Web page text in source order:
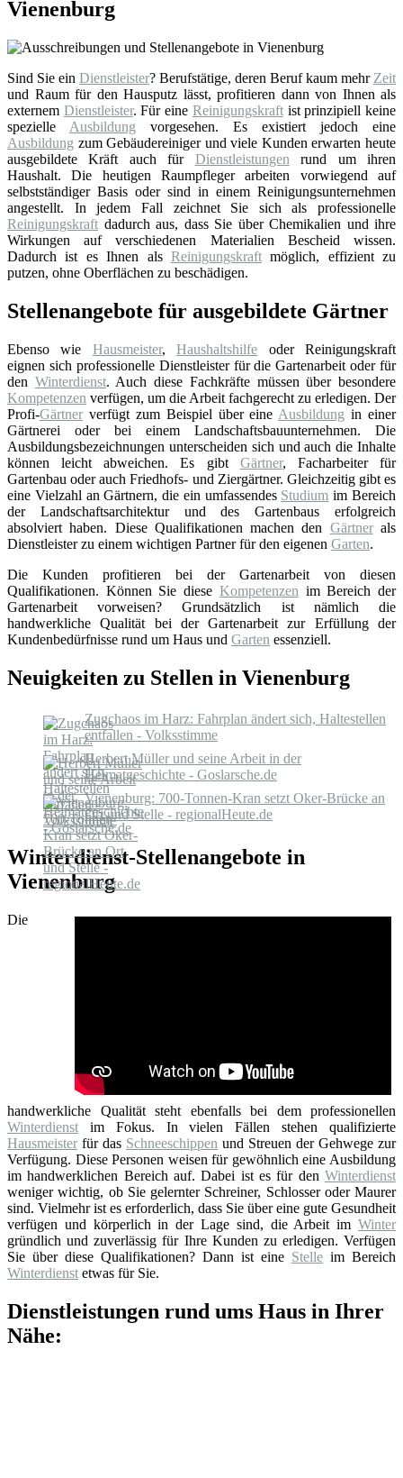
Vienenburg
Sind Sie ein Dienstleister? Berufstätige, deren Beruf kaum mehr Zeit
und Raum für den Hausputz lässt, profitieren dann von Ihnen als
externem Dienstleister. Für eine Reinigungskraftist prinzipiell keine
spezielle Ausbildung vorgesehen. Es existiert jedoch eine
Ausbildung zum Gebäudereiniger und viele Kunden erwarten heute
ausgebildete Kräft auch für Dienstleistungen rund um ihren
Haushalt. Die heutigen Raumpfleger arbeiten vorwiegend auf
selbstständiger Basis oder sind in einem Reinigungsunternehmen
angestellt. In jedem Fall zeichnet Sie sich als professionelle
Reinigungskraft dadurch aus, dass Sie über Chemikalien und ihre
Wirkungen auf verschiedenen Materialien Bescheid wissen.
Dadurch ist es Ihnen als Reinigungskraftmöglich, effizient zu
putzen, ohne Oberflächen zu beschädigen.
Stellenangebote für ausgebildete Gärtner
Ebenso wie Hausmeister,Haushaltshilfe oder Reinigungskraft
eignen sich professionelle Dienstleister für die Gartenarbeit oder für
den Winterdienst. Auch diese Fachkräfte müssen über besondere
Kompetenzen verfügen, um die Arbeit fachgerecht zu erledigen. Der
Profi-Gärtner verfügt zum Beispiel über eine Ausbildung in einer
Gärtnerei oder bei einem Landschaftsbauunternehmen. Die
Ausbildungsbezeichnungen unterscheiden sich und auch die Inhalte
können leicht abweichen. Es gibt Gärtner, Facharbeiter für
Gartenbau oder auch Friedhofs- und Ziergärtner. Gleichzeitig gibt es
eine Vielzahl an Gärtnern, die ein umfassendes Studium im Bereich
der Landschaftsarchitektur und des Gartenbaus erfolgreich
absolviert haben. Diese Qualifikationen machen den Gärtnerals
Dienstleister zu einem wichtigen Partner für den eigenen Garten.
Die Kunden profitieren bei der Gartenarbeit von diesen
Qualifikationen. Können Sie diese Kompetenzen im Bereich der
Gartenarbeit vorweisen? Grundsätzlich ist nämlich die
handwerkliche Qualität bei der Gartenarbeit zur Erfüllung der
Kundenbedürfnisse rund um Haus und Garten essenziell.
Neuigkeiten zu Stellen in Vienenburg
Zugchaos im Harz: Fahrplan ändert sich, Haltestellen
entfallen - Volksstimme
Herbert Müller und seine Arbeit in der
Heimatgeschichte - Goslarsche.de
Vienenburg: 700-Tonnen-Kran setzt Oker-Brücke an
Ort und Stelle - regionalHeute.de
Winterdienst-Stellenangebote in
Vienenburg
Die
handwerkliche Qualität steht ebenfalls bei dem professionellen
Winterdienst im Fokus. In vielen Fällen stehen qualifizierte
Hausmeister für das Schneeschippen und Streuen der Gehwege zur
Verfügung. Diese Personen weisen für gewöhnlich eine Ausbildung
im handwerklichen Bereich auf. Dabei ist es für den Winterdienst
weniger wichtig, ob Sie gelernter Schreiner, Schlosser oder Maurer
sind. Vielmehr ist es erforderlich, dass Sie über eine gute Gesundheit
verfügen und körperlich in der Lage sind, die Arbeit im Winter
gründlich und zuverlässig für Ihre Kunden zu erledigen. Verfügen
Sie über diese Qualifikationen? Dann ist eine Stelle im Bereich
Winterdienst etwas für Sie.
Dienstleistungen rund ums Haus in Ihrer
Nähe: